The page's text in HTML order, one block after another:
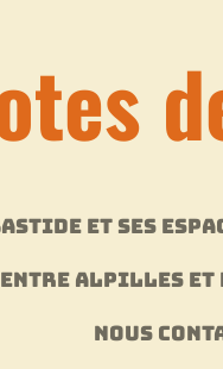
ET SES
ALPILLES ET
NOUS